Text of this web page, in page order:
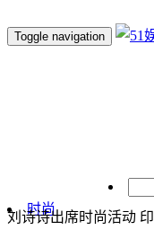
Toggle navigation
时尚
刘诗诗出席时尚活动